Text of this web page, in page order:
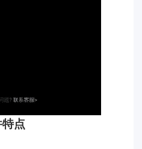
点